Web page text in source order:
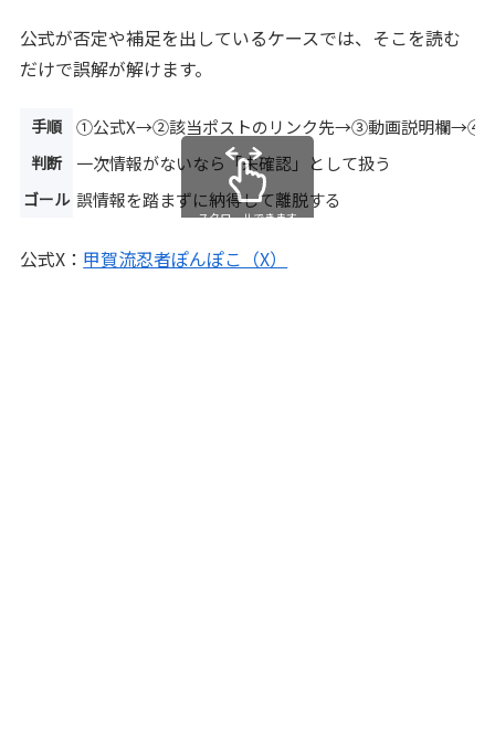
公式が否定や補足を出しているケースでは、そこを読む
だけで誤解が解けます。
手順 ①公式X→②該当ポストのリンク先→③動画説明欄→④
判断 一次情報がないなら「未確認」として扱う
ゴール 誤情報を踏まずに納得して離脱する
スクロールできます
公式X： 甲賀流忍者ぽんぽこ（X）